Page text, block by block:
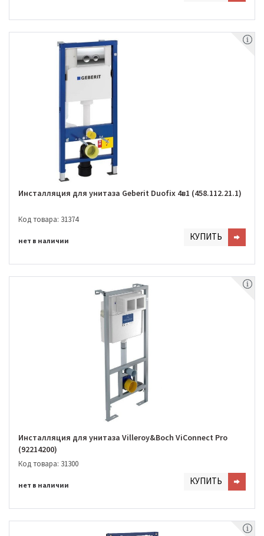
Инсталляция для унитаза Geberit Duofix 4в1 (458.112.21.1)
Код товара: 31374
нет в наличии КУПИТЬ
Инсталляция для унитаза Villeroy&Boch ViConnect Pro
(92214200)
Код товара: 31300
нет в наличии КУПИТЬ